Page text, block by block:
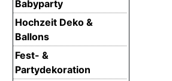
Babyparty
Hochzeit Deko &
Ballons
Fest- &
Partydekoration